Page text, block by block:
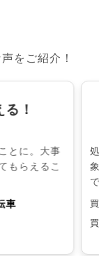
をご紹介！
！
とに。大事
もらえるこ
車